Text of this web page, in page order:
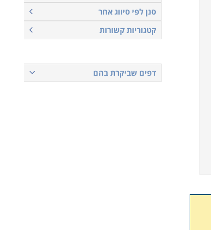
סנן לפי סיווג אחר
קטגוריות קשורות
דפים שביקרת בהם